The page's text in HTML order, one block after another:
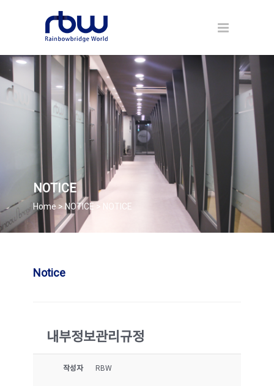
NOTICE
Home > NOTICE > NOTICE
Notice
내부정보관리규정
작성자 RBW